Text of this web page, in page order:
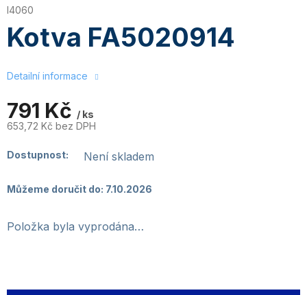
Kotva FA5020914
I4060
Detailní informace
791 Kč / ks
653,72 Kč bez DPH
cena:
Dostupnost: Není skladem
Můžeme doručit do: 7.10.2026
Položka byla vyprodána…